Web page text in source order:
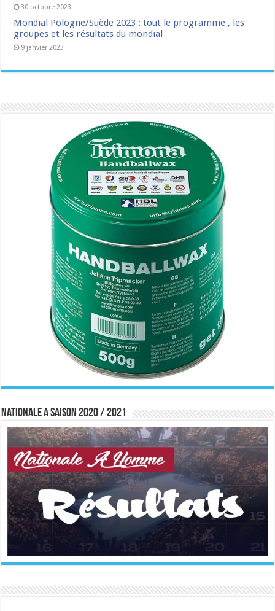
30 octobre 2023
Mondial Pologne/Suède 2023 : tout le programme , les
groupes et les résultats du mondial
9 janvier 2023
Nationale A saison 2020 / 2021